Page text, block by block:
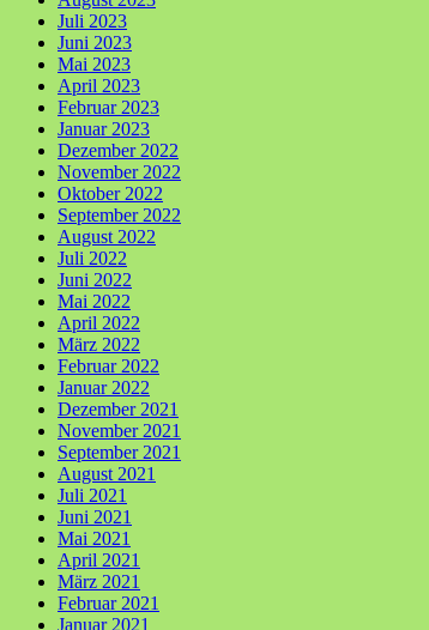
Juli 2023
Juni 2023
Mai 2023
April 2023
Februar 2023
Januar 2023
Dezember 2022
November 2022
Oktober 2022
September 2022
August 2022
Juli 2022
Juni 2022
Mai 2022
April 2022
März 2022
Februar 2022
Januar 2022
Dezember 2021
November 2021
September 2021
August 2021
Juli 2021
Juni 2021
Mai 2021
April 2021
März 2021
Februar 2021
Januar 2021